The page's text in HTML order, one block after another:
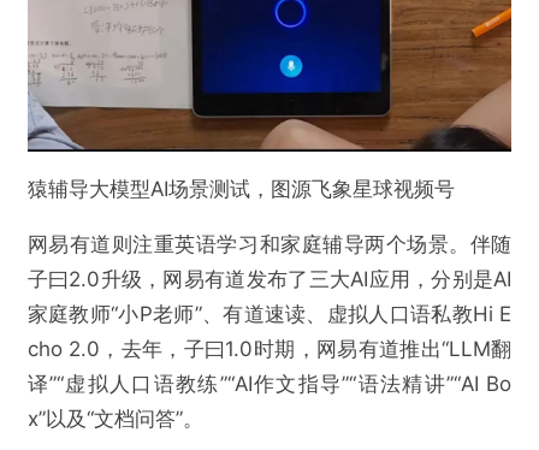
猿辅导大模型AI场景测试，图源飞象星球视频号
网易有道则注重英语学习和家庭辅导两个场景。伴随
子曰2.0升级，网易有道发布了三大AI应用，分别是AI
家庭教师“小P老师”、有道速读、虚拟人口语私教Hi E
cho 2.0，去年，子曰1.0时期，网易有道推出“LLM翻
译”“虚拟人口语教练”“AI作文指导”“语法精讲”“AI Bo
x”以及“文档问答”。